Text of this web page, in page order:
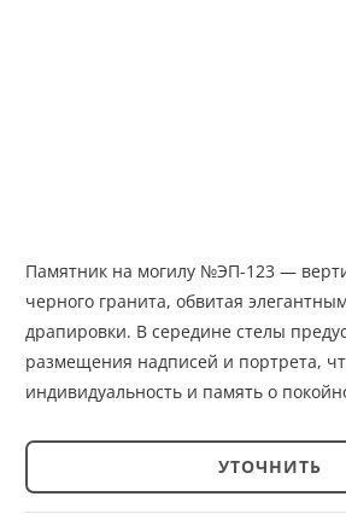
Памятник на могилу №ЭП-123 —
черного гранита, обвитая
драпировки. В середине стелы
размещения надписей и портрета,
индивидуальность и память о
Количество
УТОЧНИТЬ